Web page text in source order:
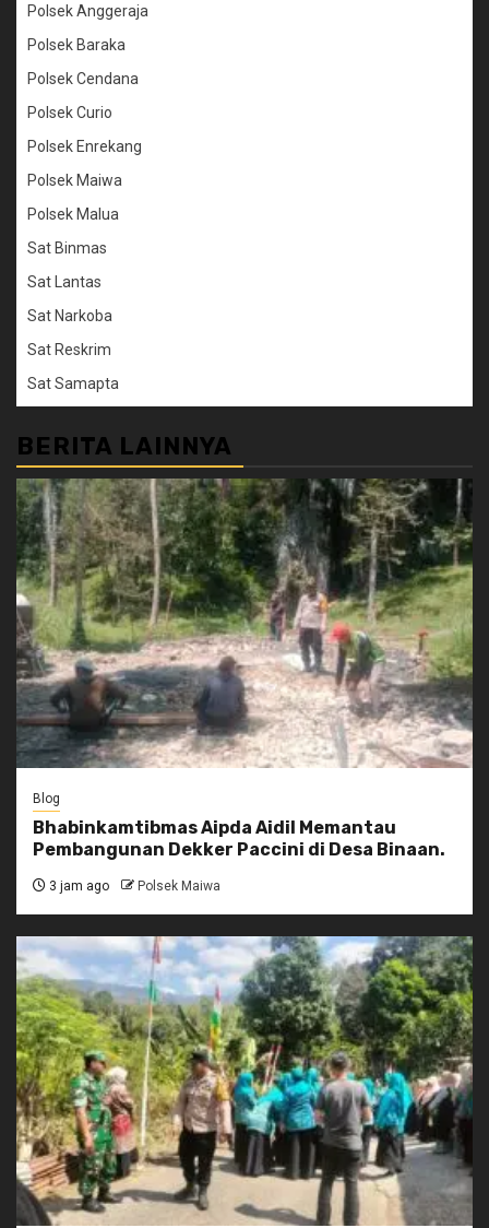
Polsek Anggeraja
Polsek Baraka
Polsek Cendana
Polsek Curio
Polsek Enrekang
Polsek Maiwa
Polsek Malua
Sat Binmas
Sat Lantas
Sat Narkoba
Sat Reskrim
Sat Samapta
BERITA LAINNYA
Blog
Bhabinkamtibmas Aipda Aidil Memantau
Pembangunan Dekker Paccini di Desa Binaan.
3 jam ago Polsek Maiwa